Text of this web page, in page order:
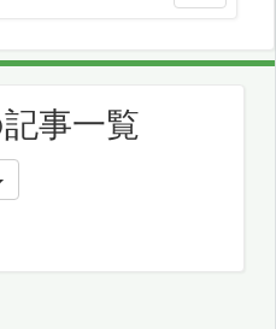
事一覧